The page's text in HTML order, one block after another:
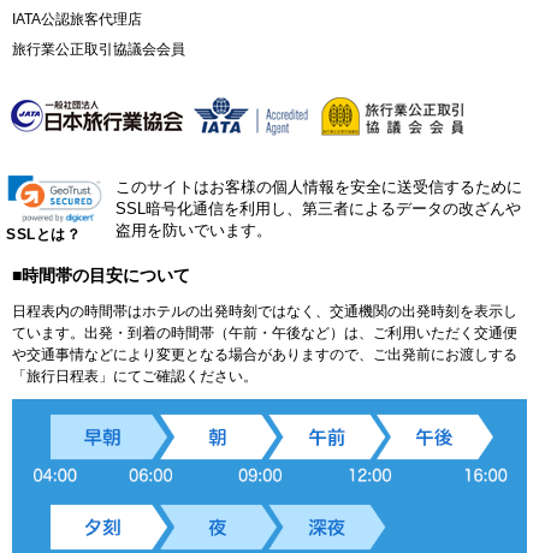
IATA公認旅客代理店
旅行業公正取引協議会会員
SSLとは？
このサイトはお客様の個人情報を安全に送受信するために
SSL暗号化通信を利用し、第三者によるデータの改ざんや
盗用を防いでいます。
■時間帯の目安について
日程表内の時間帯はホテルの出発時刻ではなく、交通機関の出発時刻を表示し
ています。出発・到着の時間帯（午前・午後など）は、ご利用いただく交通便
や交通事情などにより変更となる場合がありますので、ご出発前にお渡しする
「旅行日程表」にてご確認ください。